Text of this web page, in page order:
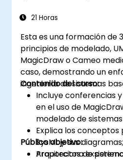
21 Horas
Esta es una formación de
principios de modelado,
MagicDraw o Cameo
caso, demostrando un
ingeniería de sistemas
Contenido del curso:
Incluye conferencias
en el uso de
modelado de sistemas
Explica los conceptos
SysML y sus diagramas;
Proporciona
Público objetivo:
Arquitectos de